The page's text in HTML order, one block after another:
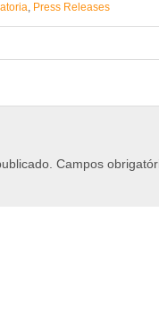
, Press Releases
Campos